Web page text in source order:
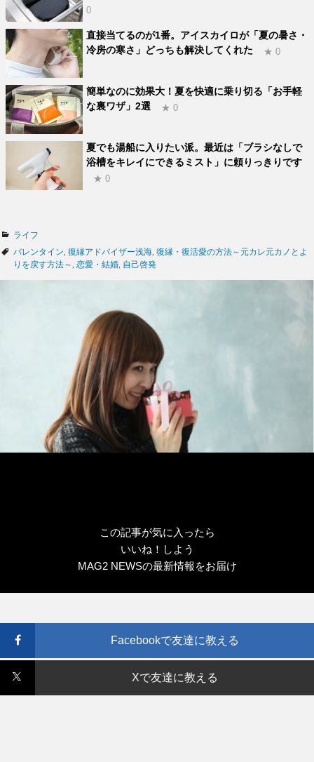
0
直接当てるのが1番。アイスカイロが「夏の暑さ・
冷房の寒さ」どっちも解決してくれた
★ 0
簡単なのに効果大！夏を快適に乗り切る「お手軽
な裏ワザ」2選
★ 0
夏でも湯船に入りたい派。最近は「ブラシなしで
浴槽をキレイにできるミスト」に頼りっきりです
★ 0
カ
テ
ゴ
ライフ
タ
グ
バレンタイン 復縁アドバイザー浅海 復縁・復活愛の方法～元カレ元カノとよ
りを戻す方法～
恋愛・結婚 自己啓発
この記事が気に入ったら
いいね！しよう
MAG2 NEWSの最新情報をお届け
Facebookで友達に教える
Xで友達に教える